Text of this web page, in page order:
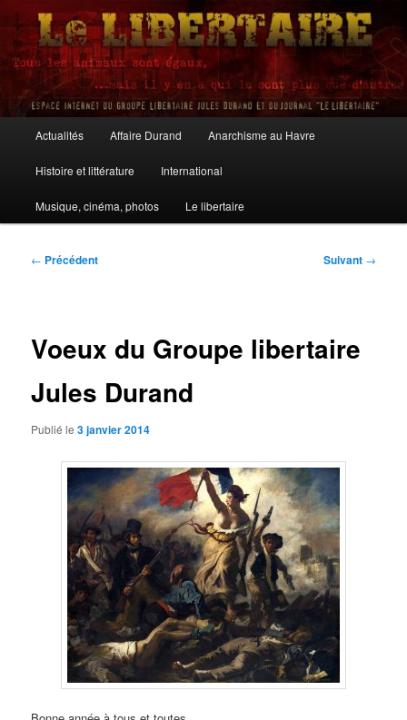
Aller
contenu
principalLe Libertaire
principal
Actualités Affaire Durand Anarchisme au Havre
Histoire et littérature International
Musique, cinéma, photos Le libertaire
Navigation
← Précédent Suivant →
Voeux du Groupe libertaire
Jules Durand
Publié le3 janvier 2014